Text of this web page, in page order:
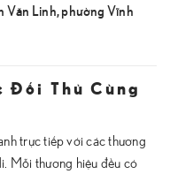
Văn Linh, phường Vĩnh
Đối Thủ Cùng
trực tiếp với các thương
Mỗi thương hiệu đều có